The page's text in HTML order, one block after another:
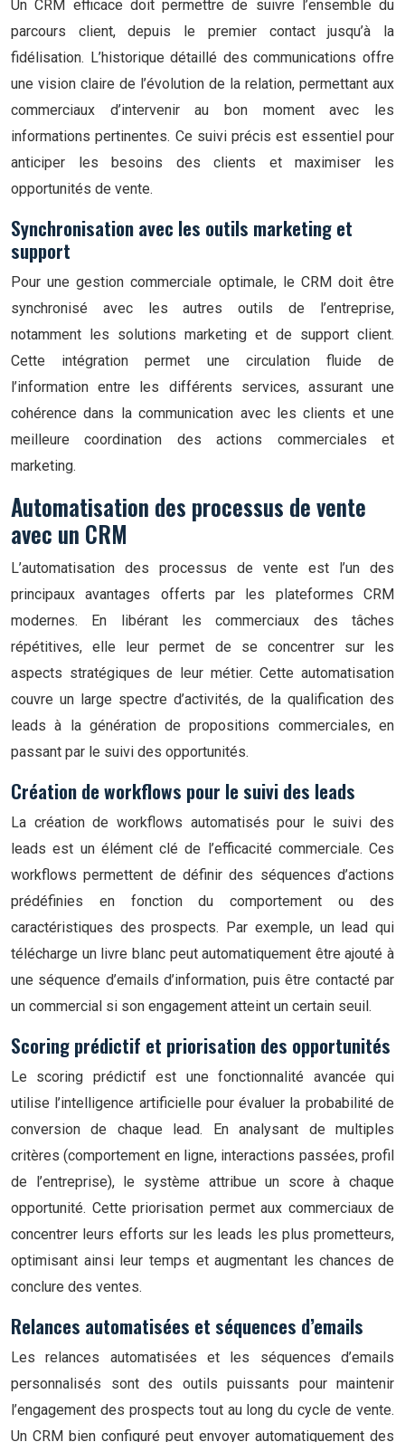
Un CRM efficace doit permettre de suivre l’ensemble du
parcours client, depuis le premier contact jusqu’à la
fidélisation. L’historique détaillé des communications offre
une vision claire de l’évolution de la relation, permettant aux
commerciaux d’intervenir au bon moment avec les
informations pertinentes. Ce suivi précis est essentiel pour
anticiper les besoins des clients et maximiser les
opportunités de vente.
Synchronisation avec les outils marketing et
support
Pour une gestion commerciale optimale, le CRM doit être
synchronisé avec les autres outils de l’entreprise,
notamment les solutions marketing et de support client.
Cette intégration permet une circulation fluide de
l’information entre les différents services, assurant une
cohérence dans la communication avec les clients et une
meilleure coordination des actions commerciales et
marketing.
Automatisation des processus de vente
avec un CRM
L’automatisation des processus de vente est l’un des
principaux avantages offerts par les plateformes CRM
modernes. En libérant les commerciaux des tâches
répétitives, elle leur permet de se concentrer sur les
aspects stratégiques de leur métier. Cette automatisation
couvre un large spectre d’activités, de la qualification des
leads à la génération de propositions commerciales, en
passant par le suivi des opportunités.
Création de workflows pour le suivi des leads
La création de workflows automatisés pour le suivi des
leads est un élément clé de l’efficacité commerciale. Ces
workflows permettent de définir des séquences d’actions
prédéfinies en fonction du comportement ou des
caractéristiques des prospects. Par exemple, un lead qui
télécharge un livre blanc peut automatiquement être ajouté à
une séquence d’emails d’information, puis être contacté par
un commercial si son engagement atteint un certain seuil.
Scoring prédictif et priorisation des opportunités
Le scoring prédictif est une fonctionnalité avancée qui
utilise l’intelligence artificielle pour évaluer la probabilité de
conversion de chaque lead. En analysant de multiples
critères (comportement en ligne, interactions passées, profil
de l’entreprise), le système attribue un score à chaque
opportunité. Cette priorisation permet aux commerciaux de
concentrer leurs efforts sur les leads les plus prometteurs,
optimisant ainsi leur temps et augmentant les chances de
conclure des ventes.
Relances automatisées et séquences d’emails
Les relances automatisées et les séquences d’emails
personnalisés sont des outils puissants pour maintenir
l’engagement des prospects tout au long du cycle de vente.
Un CRM bien configuré peut envoyer automatiquement des